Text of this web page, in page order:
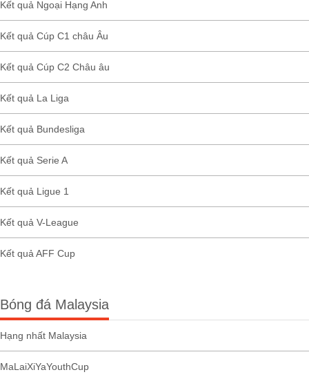
Kết quả Ngoại Hạng Anh
Kết quả Cúp C1 châu Âu
Kết quả Cúp C2 Châu âu
Kết quả La Liga
Kết quả Bundesliga
Kết quả Serie A
Kết quả Ligue 1
Kết quả V-League
Kết quả AFF Cup
Bóng đá Malaysia
Hạng nhất Malaysia
MaLaiXiYaYouthCup